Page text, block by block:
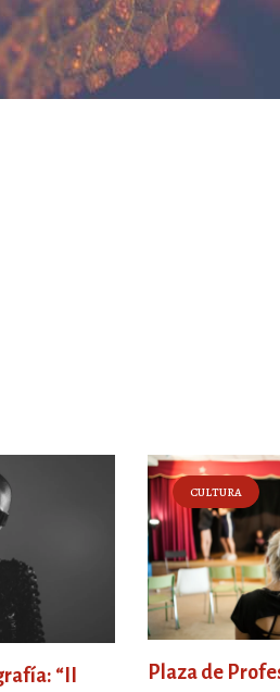
“II
CULTURA
Plaza de